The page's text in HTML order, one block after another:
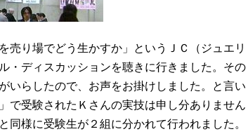
売り場でどう生かすか」というＪＣ（ジュエリ
・ディスカッションを聴きに行きました。その
いらしたので、お声をお掛けしました。と言い
で受験されたＫさんの実技は申し分ありません
様に受験生が２組に分かれて行われました。